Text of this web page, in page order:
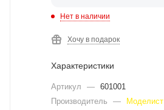
Нет в наличии
Хочу в подарок
Характеристики
Артикул — 601001
Производитель
—
Моделист